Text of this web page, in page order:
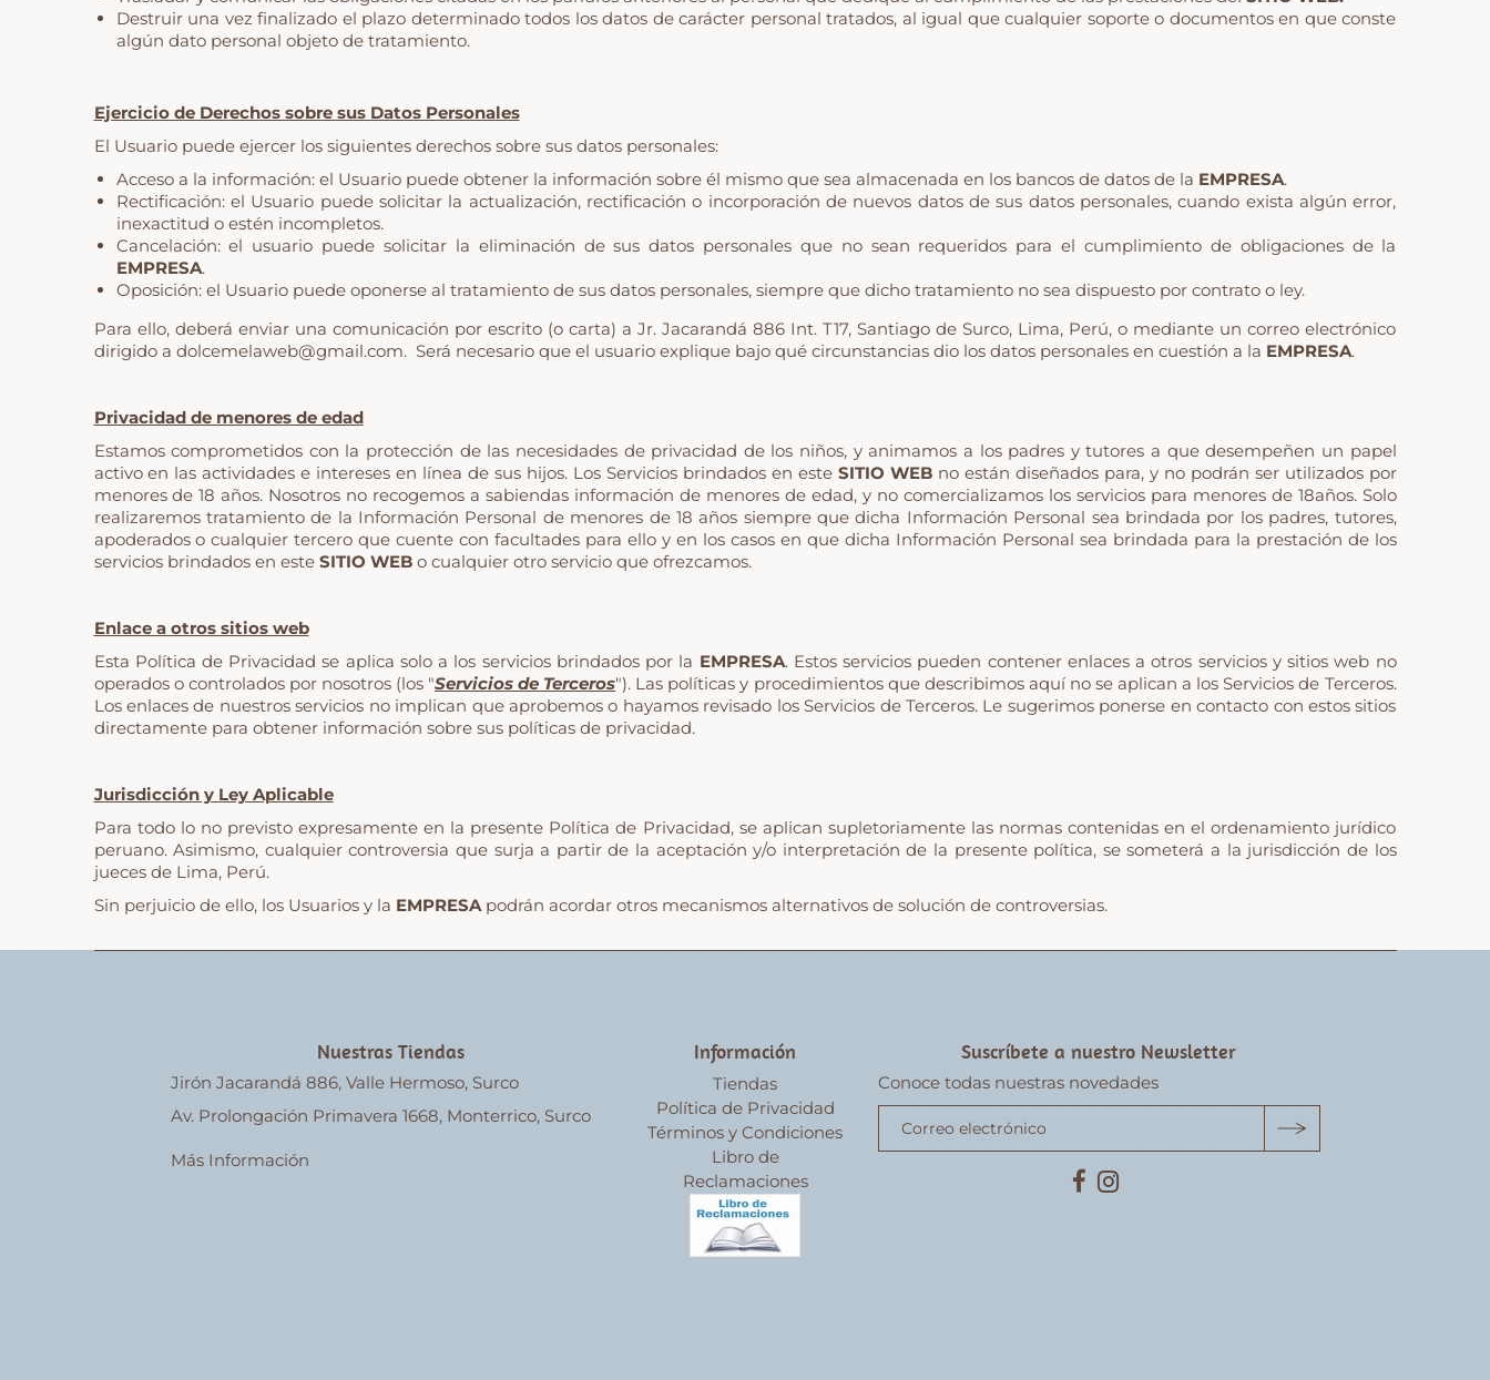
Destruir una vez finalizado el plazo determinado todos los datos de carácter personal tratados, al igual que cualquier soporte o documentos en que conste
algún dato personal objeto de tratamiento.
Ejercicio de Derechos sobre sus Datos Personales
El Usuario puede ejercer los siguientes derechos sobre sus datos personales:
Acceso a la información: el Usuario puede obtener la información sobre él mismo que sea almacenada en los bancos de datos de la EMPRESA.
Rectificación: el Usuario puede solicitar la actualización, rectificación o incorporación de nuevos datos de sus datos personales, cuando exista algún error,
inexactitud o estén incompletos.
Cancelación: el usuario puede solicitar la eliminación de sus datos personales que no sean requeridos para el cumplimiento de obligaciones de la
EMPRESA.
Oposición: el Usuario puede oponerse al tratamiento de sus datos personales, siempre que dicho tratamiento no sea dispuesto por contrato o ley.
Para ello, deberá enviar una comunicación por escrito (o carta) a Jr. Jacarandá 886 Int. T17, Santiago de Surco, Lima, Perú, o mediante un correo electrónico
dirigido a dolcemelaweb@gmail.com. Será necesario que el usuario explique bajo qué circunstancias dio los datos personales en cuestión a la EMPRESA.
Privacidad de menores de edad
Estamos comprometidos con la protección de las necesidades de privacidad de los niños, y animamos a los padres y tutores a que desempeñen un papel
activo en las actividades e intereses en línea de sus hijos. Los Servicios brindados en este SITIO WEBno están diseñados para, y no podrán ser utilizados por
menores de 18 años. Nosotros no recogemos a sabiendas información de menores de edad, y no comercializamos los servicios para menores de 18años. Solo
realizaremos tratamiento de la Información Personal de menores de 18 años siempre que dicha Información Personal sea brindada por los padres, tutores,
apoderados o cualquier tercero que cuente con facultades para ello y en los casos en que dicha Información Personal sea brindada para la prestación de los
servicios brindados en este SITIO WEBo cualquier otro servicio que ofrezcamos.
Enlace a otros sitios web
Esta Política de Privacidad se aplica solo a los servicios brindados por la EMPRESA. Estos servicios pueden contener enlaces a otros servicios y sitios web no
operados o controlados por nosotros (los "Servicios de Terceros"). Las políticas y procedimientos que describimos aquí no se aplican a los Servicios de Terceros.
Los enlaces de nuestros servicios no implican que aprobemos o hayamos revisado los Servicios de Terceros. Le sugerimos ponerse en contacto con estos sitios
directamente para obtener información sobre sus políticas de privacidad.
Jurisdicción y Ley Aplicable
Para todo lo no previsto expresamente en la presente Política de Privacidad, se aplican supletoriamente las normas contenidas en el ordenamiento jurídico
peruano. Asimismo, cualquier controversia que surja a partir de la aceptación y/o interpretación de la presente política, se someterá a la jurisdicción de los
jueces de Lima, Perú.
Sin perjuicio de ello, los Usuarios y la EMPRESApodrán acordar otros mecanismos alternativos de solución de controversias.
Nuestras Tiendas
Jirón Jacarandá 886, Valle Hermoso, Surco
Av. Prolongación Primavera 1668, Monterrico, Surco
Más Información
Información
Tiendas
Política de Privacidad
Términos y Condiciones
Libro de
Reclamaciones
Suscríbete a nuestro Newsletter
Conoce todas nuestras novedades